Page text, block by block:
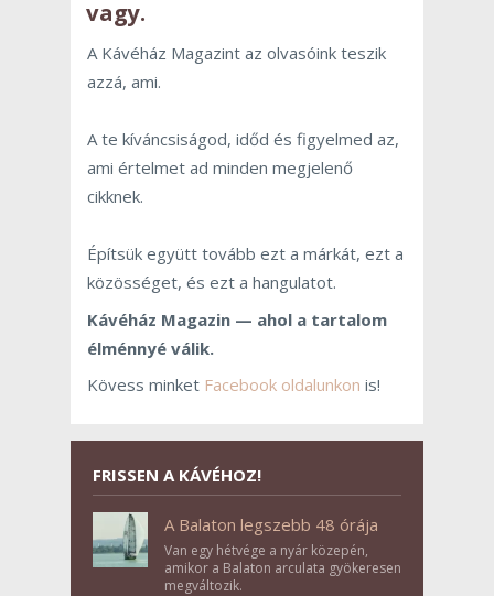
vagy.
A Kávéház Magazint az olvasóink teszik
azzá, ami.
A te kíváncsiságod, időd és figyelmed az,
ami értelmet ad minden megjelenő
cikknek.
Építsük együtt tovább ezt a márkát, ezt a
közösséget, és ezt a hangulatot.
Kávéház Magazin — ahol a tartalom
élménnyé válik.
Kövess minket Facebook oldalunkon is!
FRISSEN A KÁVÉHOZ!
A Balaton legszebb 48 órája
Van egy hétvége a nyár közepén,
amikor a Balaton arculata gyökeresen
megváltozik.